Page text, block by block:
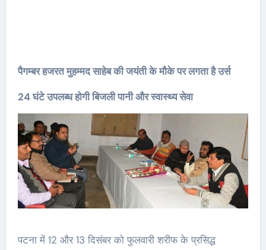
पैगम्बर हजरत मुहम्मद साहेब की जयंती के मौके पर लगता है उर्स
24 घंटे उपलब्ध होगी बिजली पानी और स्वास्थ्य सेवा
पटना में 12 और 13 दिसंबर को फुलवारी शरीफ के प्रसिद्ध